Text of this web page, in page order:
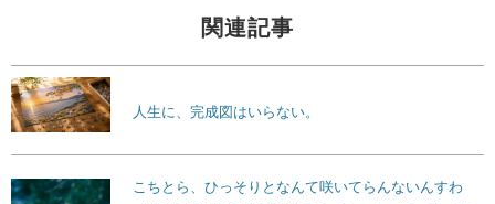
関連記事
人生に、完成図はいらない。
こちとら、ひっそりとなんて咲いてらんないんすわ